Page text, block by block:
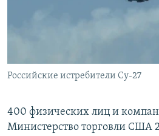
СОЦИАЛЬНЫЕ СЕТИ
Все сайты РСЕ/РС
Российские истребители Су-27
400 физических лиц и
Министерство торговли США